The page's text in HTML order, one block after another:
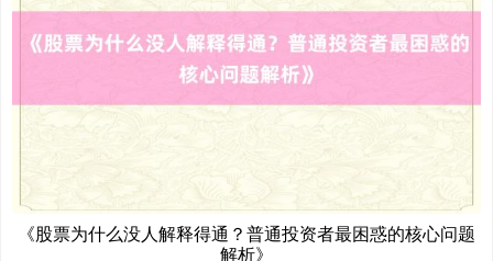
《股票为什么没人解释得通？普通投资者最困惑的核心问题
解析》